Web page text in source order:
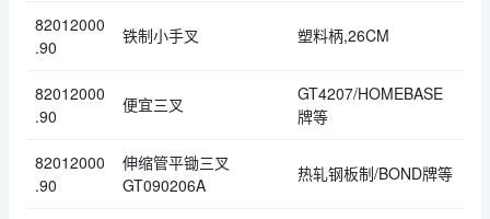
82012000
.90
铁制小手叉 塑料柄,26CM
82012000
.90
便宜三叉
GT4207/HOMEBASE
牌等
82012000
.90
伸缩管平锄三叉
GT090206A
热轧钢板制/BOND牌等